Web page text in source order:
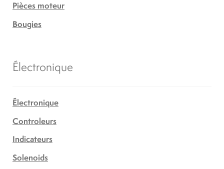
Pièces moteur
Bougies
Électronique
Électronique
Controleurs
Indicateurs
Solenoids